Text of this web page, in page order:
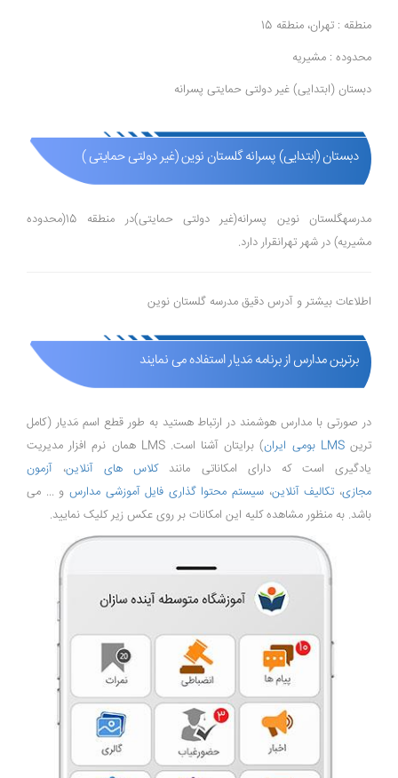
منطقه : تهران، منطقه 15
محدوده : مشیریه
دبستان (ابتدایی) غیر دولتی حمایتی پسرانه
دبستان (ابتدایی) پسرانه گلستان نوین (غیر دولتی حمایتی )
مدرسهگلستان نوین پسرانه(غیر دولتی حمایتی)در منطقه 15(محدوده
مشیریه) در شهر تهرانقرار دارد.
اطلاعات بیشتر و آدرس دقیق مدرسه گلستان نوین
برترین مدارس از برنامه مَدیار استفاده می نمایند
در صورتی با مدارس هوشمند در ارتباط هستید به طور قطع اسم مَدیار (کامل
ترینLMS بومی ایران
) برایتان آشنا است. LMS همان نرم افزار مدیریت
یادگیری است که دارای امکاناتی مانندکلاس های آنلاین، آزمون
مجازی، تکالیف آنلاین، سیستم محتوا گذاری فایل آموزشی مدارس و ... می
باشد. به منظور مشاهده کلیه این امکانات بر روی عکس زیر کلیک نمایید.